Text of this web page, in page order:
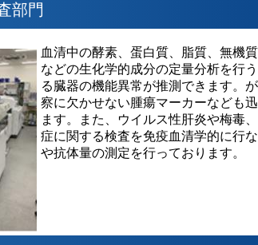
部門
血清中の酵素、蛋白質、脂質、無機
などの生化学的成分の定量分析を行
る臓器の機能異常が推測できます。
察に欠かせない腫瘍マーカーなども
ます。また、ウイルス性肝炎や梅毒
症に関する検査を免疫血清学的に行
や抗体量の測定を行っております。